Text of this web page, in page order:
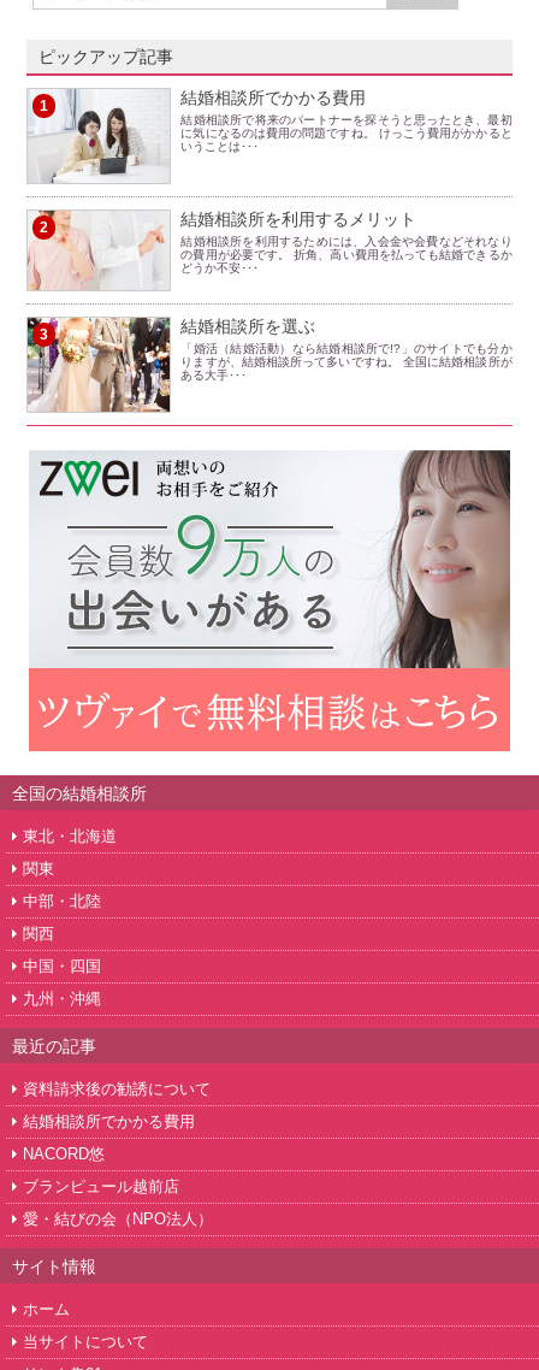
ピックアップ記事
1 結婚相談所でかかる費用
結婚相談所で将来のパートナーを探そうと思ったとき、最初
に気になるのは費用の問題ですね。 けっこう費用がかかると
いうことは･･･
2 結婚相談所を利用するメリット
結婚相談所を利用するためには、入会金や会費などそれなり
の費用が必要です。 折角、高い費用を払っても結婚できるか
どうか不安･･･
3 結婚相談所を選ぶ
「婚活（結婚活動）なら結婚相談所で!?」のサイトでも分か
りますが、結婚相談所って多いですね。 全国に結婚相談所が
ある大手･･･
全国の結婚相談所
東北・北海道
関東
中部・北陸
関西
中国・四国
九州・沖縄
最近の記事
資料請求後の勧誘について
結婚相談所でかかる費用
NACORD悠
ブランピュール越前店
愛・結びの会（NPO法人）
サイト情報
ホーム
当サイトについて